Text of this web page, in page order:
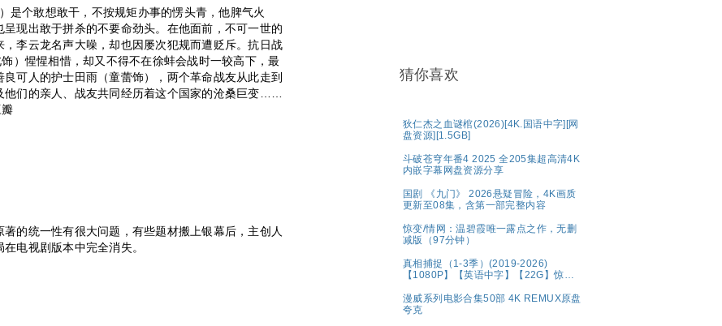
是个敢想敢干，不按规矩办事的愣头青，他脾气火
现出敢于拼杀的不要命劲头。在他面前，不可一世的
李云龙名声大噪，却也因屡次犯规而遭贬斥。抗日战
）惺惺相惜，却又不得不在徐蚌会战时一较高下，最
可人的护士田雨（童蕾饰），两个革命战友从此走到
们的亲人、战友共同经历着这个国家的沧桑巨变……
的统一性有很大问题，有些题材搬上银幕后，主创人
电视剧版本中完全消失。
猜你喜欢
狄仁杰之血谜棺(2026)[4K.国语中字][网
盘资源][1.5GB]
斗破苍穹年番4 2025 全205集超高清4K
内嵌字幕网盘资源分享
国剧 《九门》 2026悬疑冒险，4K画质
更新至08集，含第一部完整内容
惊变/情网：温碧霞唯一露点之作，无删
减版（97分钟）
真相捕捉（1-3季）(2019-2026)
【1080P】【英语中字】【22G】惊悚
漫威系列电影合集50部 4K REMUX原盘
夸克